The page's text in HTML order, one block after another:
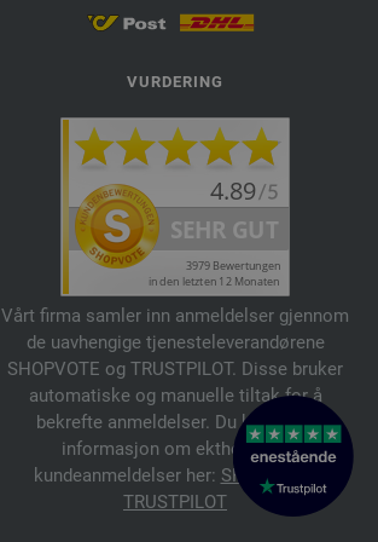
VURDERING
Vårt firma samler inn anmeldelser gjennom
de uavhengige tjenesteleverandørene
SHOPVOTE og TRUSTPILOT. Disse bruker
automatiske og manuelle tiltak for å
bekrefte anmeldelser. Du kan finne
informasjon om ektheten av
kundeanmeldelser her: SHOPVOTE
TRUSTPILOT